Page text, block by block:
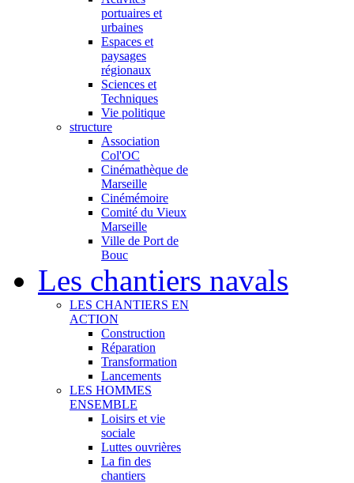
portuaires et
urbaines
Espaces et
paysages
régionaux
Sciences et
Techniques
Vie politique
structure
Association
Col'OC
Cinémathèque de
Marseille
Cinémémoire
Comité du Vieux
Marseille
Ville de Port de
Bouc
Les chantiers navals
LES CHANTIERS EN
ACTION
Construction
Réparation
Transformation
Lancements
LES HOMMES
ENSEMBLE
Loisirs et vie
sociale
Luttes ouvrières
La fin des
chantiers